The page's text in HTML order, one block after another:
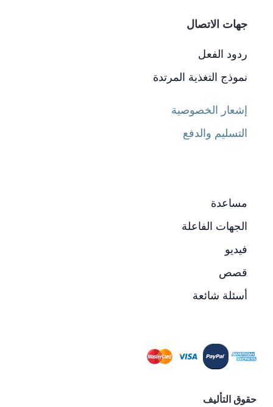
جهات الاتصال
ردود الفعل
نموذج التغذية المرتدة
إشعار الخصوصية
التسليم والدفع
مساعدة
الجهات الفاعلة
فيديو
قصص
أسئلة شائعة
حقوق التأليف